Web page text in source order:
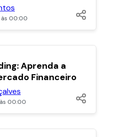
às 00:00
Aprenda a
Financeiro
00:00